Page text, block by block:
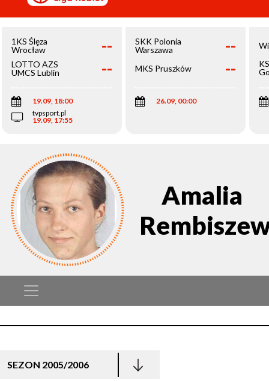
1KS Ślęza
Wrocław
--
LOTTO AZS
UMCS Lublin
--
19.09, 18:00
tvpsport.pl
19.09, 17:55
SKK Polonia
Warszawa
--
MKS Pruszków --
26.09, 00:00
Amalia
SEZON 2005/2006